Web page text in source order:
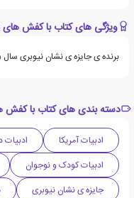
ویژگی های کتاب با کفش های
برنده ی جایزه ی نشان نیوبری سال 1995
دسته بندی های کتاب با کفش
ادبیات آمریکا ادبیات
ادبیات کودک و نوجوان
جایزه ی نشان نیوبری